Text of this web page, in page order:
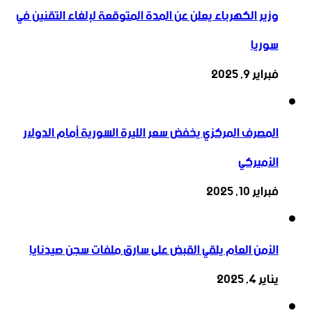
وزير الكهرباء يعلن عن المدة المتوقعة لإلغاء التقنين في
سوريا
فبراير 9, 2025
المصرف المركزي يخفض سعر الليرة السورية أمام الدولار
الأميركي
فبراير 10, 2025
الأمن العام يلقي القبض على سارق ملفات سجن صيدنايا
يناير 4, 2025